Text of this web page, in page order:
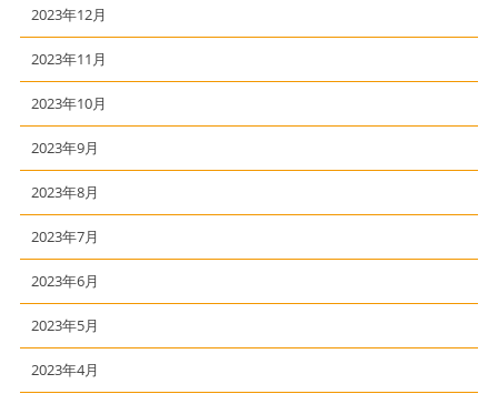
2023年12月
2023年11月
2023年10月
2023年9月
2023年8月
2023年7月
2023年6月
2023年5月
2023年4月